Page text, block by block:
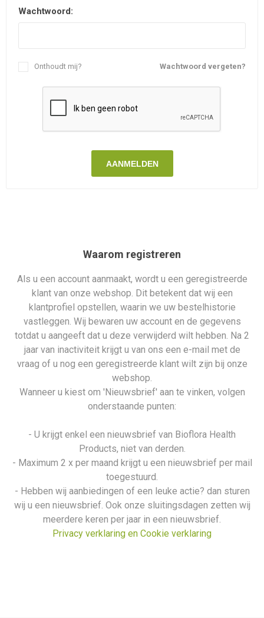
Wachtwoord:
Wachtwoord vergeten?
Onthoudt mij?
AANMELDEN
Waarom registreren
Als u een account aanmaakt, wordt u een geregistreerde
klant van onze webshop. Dit betekent dat wij een
klantprofiel opstellen, waarin we uw bestelhistorie
vastleggen. Wij bewaren uw account en de gegevens
totdat u aangeeft dat u deze verwijderd wilt hebben. Na 2
jaar van inactiviteit krijgt u van ons een e-mail met de
vraag of u nog een geregistreerde klant wilt zijn bij onze
webshop.
Wanneer u kiest om 'Nieuwsbrief' aan te vinken, volgen
onderstaande punten:
- U krijgt enkel een nieuwsbrief van Bioflora Health
Products, niet van derden.
- Maximum 2 x per maand krijgt u een nieuwsbrief per mail
toegestuurd.
- Hebben wij aanbiedingen of een leuke actie? dan sturen
wij u een nieuwsbrief. Ook onze sluitingsdagen zetten wij
meerdere keren per jaar in een nieuwsbrief.
Privacy verklaring en Cookie verklaring